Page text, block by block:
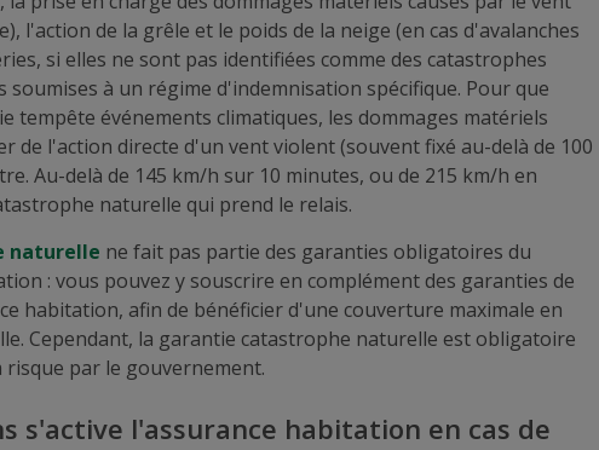
l'action de la grêle et le poids de la neige (en cas d'avalanches
si elles ne sont pas identifiées comme des catastrophes
à un régime d'indemnisation spécifique. Pour que
tempête événements climatiques, les dommages matériels
de l'action directe d'un vent violent (souvent fixé au-delà de 100
Au-delà de 145 km/h sur 10 minutes, ou de 215 km/h en
naturelle qui prend le relais.
naturelle ne fait pas partie des garanties obligatoires du
: vous pouvez y souscrire en complément des garanties de
habitation, afin de bénéficier d'une couverture maximale en
Cependant, la garantie catastrophe naturelle est obligatoire
risque par le gouvernement.
s'active l'assurance habitation en cas de